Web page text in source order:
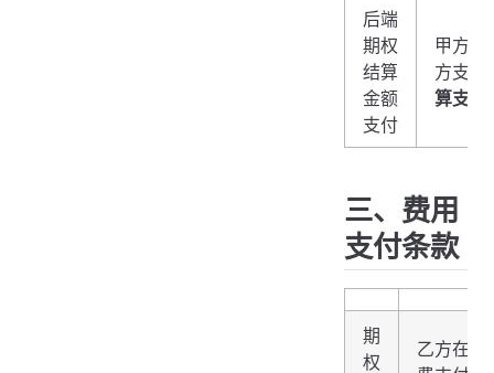
后端
期权
结算
金额
支付
甲方在
方支付
算支付
三、费用
支付条款
期
权
乙方在期